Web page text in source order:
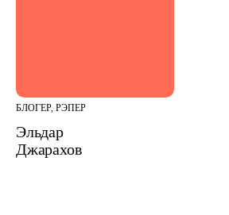
БЛОГЕР, РЭПЕР
Эльдар
Джарахов